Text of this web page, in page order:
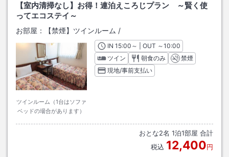
【室内清掃なし】お得！連泊えころじプラン ～賢く使
ってエコステイ～
お部屋： 【禁煙】ツインルーム /
ツインルーム（1台はソファ
ベッドの場合があります）
INチェックイン
15:00 ～ | OUT チェックアウト
～10:00
ツイン
朝食のみ
禁煙
現地/事前支払い
おとな2名 1泊1部屋 合計
税込 12,400円